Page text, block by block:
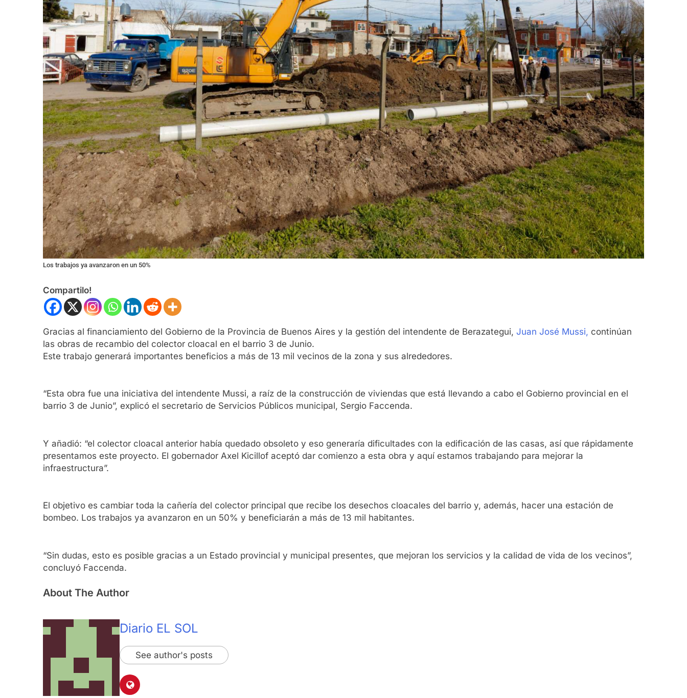
Los trabajos ya avanzaron en un 50%
Compartilo!
Gracias al financiamiento del Gobierno de la Provincia de Buenos Aires y la gestión del intendente de Berazategui, Juan José Mussi, continúan
las obras de recambio del colector cloacal en el barrio 3 de Junio.
Este trabajo generará importantes beneficios a más de 13 mil vecinos de la zona y sus alrededores.
“Esta obra fue una iniciativa del intendente Mussi, a raíz de la construcción de viviendas que está llevando a cabo el Gobierno provincial en el
barrio 3 de Junio”, explicó el secretario de Servicios Públicos municipal, Sergio Faccenda.
Y añadió: “el colector cloacal anterior había quedado obsoleto y eso generaría dificultades con la edificación de las casas, así que rápidamente
presentamos este proyecto. El gobernador Axel Kicillof aceptó dar comienzo a esta obra y aquí estamos trabajando para mejorar la
infraestructura”.
El objetivo es cambiar toda la cañería del colector principal que recibe los desechos cloacales del barrio y, además, hacer una estación de
bombeo. Los trabajos ya avanzaron en un 50% y beneficiarán a más de 13 mil habitantes.
“Sin dudas, esto es posible gracias a un Estado provincial y municipal presentes, que mejoran los servicios y la calidad de vida de los vecinos”,
concluyó Faccenda.
About The Author
Diario EL SOL
See author's posts